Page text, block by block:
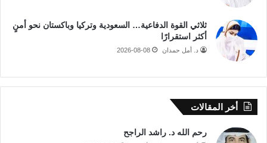
ثلاثي القوة الدفاعية… السعودية وتركيا وباكستان نحو أمنٍ
أكثر استقرارًا
د. أمل حمدان 2026-08-08
أخر المقالات
رحم الله د. راشد الراجح